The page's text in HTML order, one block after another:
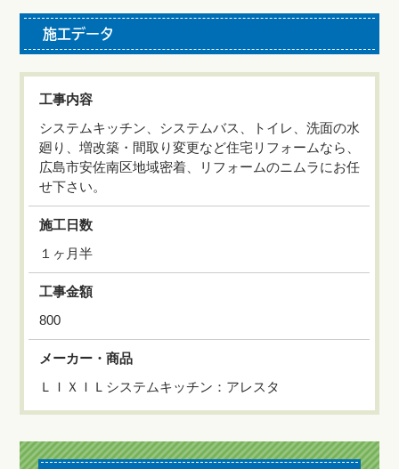
施工データ
工事内容
システムキッチン、システムバス、トイレ、洗面の水
廻り、増改築・間取り変更など住宅リフォームなら、
広島市安佐南区地域密着、リフォームのニムラにお任
せ下さい。
施工日数
１ヶ月半
工事金額
800
メーカー・商品
ＬＩＸＩＬシステムキッチン：アレスタ